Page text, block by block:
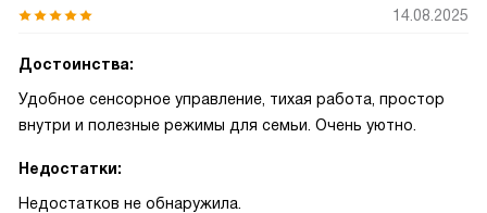
14.08.2025
Достоинства:
Удобное сенсорное управление, тихая работа, простор
внутри и полезные режимы для семьи. Очень уютно.
Недостатки:
Недостатков не обнаружила.